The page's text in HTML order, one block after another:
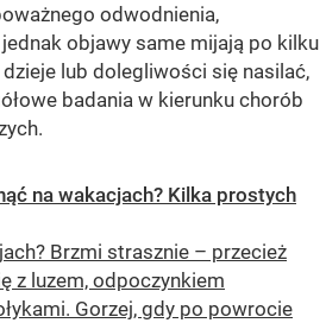
odwodnienia,
objawy same mijają po kilku
lub dolegliwości się nasilać,
badania w kierunku chorób
na wakacjach? Kilka prostych
Brzmi strasznie – przecież
z luzem, odpoczynkiem
Gorzej, gdy po powrocie